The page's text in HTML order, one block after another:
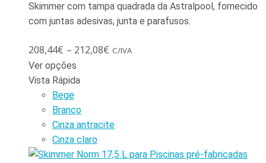
Skimmer com tampa quadrada da Astralpool, fornecido
com juntas adesivas, junta e parafusos.
208,44€ – 212,08€ C/IVA
Ver opções
Vista Rápida
Bege
Branco
Cinza antracite
Cinza claro